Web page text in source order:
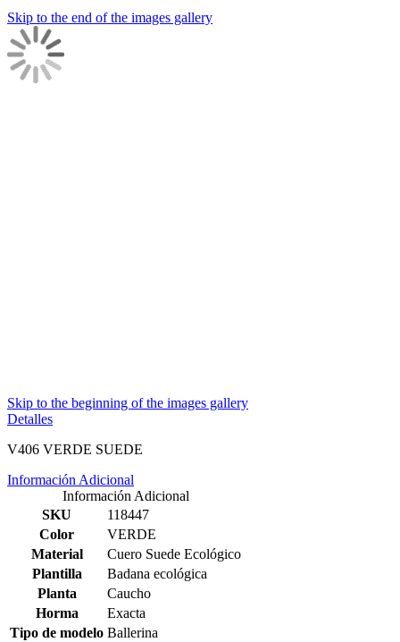
Skip to the end of the images gallery
Skip to the beginning of the images gallery
Detalles
V406 VERDE SUEDE
Información Adicional
Información Adicional
SKU
118447
Color
VERDE
Material
Cuero Suede Ecológico
Plantilla
Badana ecológica
Planta
Caucho
Horma
Exacta
Tipo de modelo Ballerina